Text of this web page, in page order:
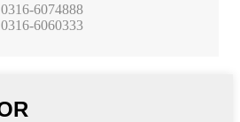
0316-6074888
0316-6060333